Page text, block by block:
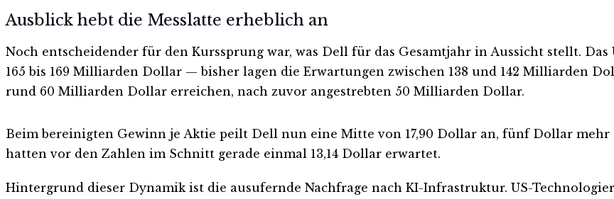
Ausblick hebt die Messlatte erheblich an
Noch entscheidender für den Kurssprung war, was Dell für das Gesamtjahr in Aussicht stellt.
165 bis 169 Milliarden Dollar — bisher lagen die Erwartungen zwischen 138 und 142 Milliarden
rund 60 Milliarden Dollar erreichen, nach zuvor angestrebten 50 Milliarden Dollar.
Beim bereinigten Gewinn je Aktie peilt Dell nun eine Mitte von 17,90 Dollar an, fünf Dollar
hatten vor den Zahlen im Schnitt gerade einmal 13,14 Dollar erwartet.
Hintergrund dieser Dynamik ist die ausufernde Nachfrage nach KI-Infrastruktur. US-